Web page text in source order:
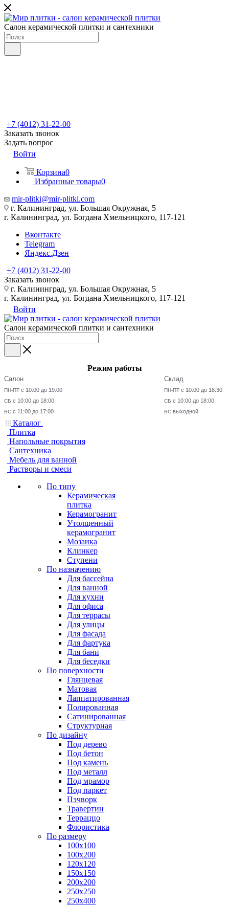
Салон керамической плитки и сантехники
+7 (4012) 31-22-00
Заказать звонок
Задать вопрос
Войти
Корзина0
Избранные товары0
mir-plitki@mir-plitki.com
г. Калининград, ул. Большая Окружная, 5
г. Калининград, ул. Богдана Хмельницкого, 117-121
Вконтакте
Telegram
Яндекс.Дзен
+7 (4012) 31-22-00
Заказать звонок
г. Калининград, ул. Большая Окружная, 5
г. Калининград, ул. Богдана Хмельницкого, 117-121
Войти
Салон керамической плитки и сантехники
Режим работы
Салон
ПН-ПТ с 10:00 до 19:00
СБ с 10:00 до 18:00
ВС с 11:00 до 17:00
Склад
ПН-ПТ с 10:00 до 18:30
СБ с 10:00 до 18:00
ВС выходной
Каталог
Плитка
Напольные покрытия
Сантехника
Мебель для ванной
Растворы и смеси
По типу
Керамическая
плитка
Керамогранит
Утолщенный
керамогранит
Мозаика
Клинкер
Ступени
По назначению
Для бассейна
Для ванной
Для кухни
Для офиса
Для террасы
Для улицы
Для фасада
Для фартука
Для бани
Для беседки
По поверхности
Глянцевая
Матовая
Лаппатированная
Полированная
Сатинированная
Структурная
По дизайну
Под дерево
Под бетон
Под камень
Под металл
Под мрамор
Под паркет
Пэчворк
Травертин
Терраццо
Флористика
По размеру
100х100
100х200
120х120
150х150
200х200
250х250
250х400